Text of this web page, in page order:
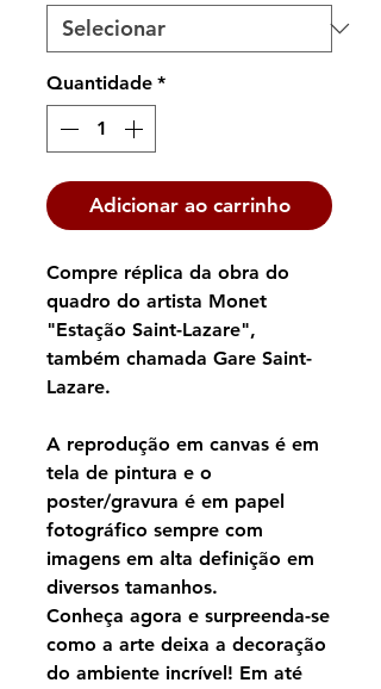
Quantidade *
Adicionar ao carrinho
Compre réplica da obra do
quadro do artista Monet
"Estação Saint-Lazare",
também chamada Gare Saint-
Lazare.
A reprodução em canvas é em
tela de pintura e o
poster/gravura é em papel
fotográfico sempre com
imagens em alta definição em
diversos tamanhos.
Conheça agora e surpreenda-se
como a arte deixa a decoração
do ambiente incrível! Em até